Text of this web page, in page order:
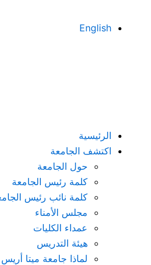
English
الرئيسية
اكتشف الجامعة
حول الجامعة
كلمة رئيس الجامعة
كلمة نائب رئيس
مجلس الأمناء
عمداء الكليات
هيئة التدريس
لماذا جامعة ميتا أريس